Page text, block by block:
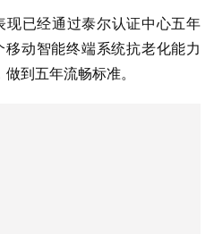
现已经通过泰尔认证中心五年
动智能终端系统抗老化能力
到五年流畅标准。